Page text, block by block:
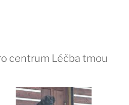
centrum Léčba tmou